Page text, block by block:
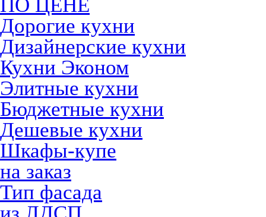
ПО ЦЕНЕ
Дорогие кухни
Дизайнерские кухни
Кухни Эконом
Элитные кухни
Бюджетные кухни
Дешевые кухни
Шкафы-купе
на заказ
Тип фасада